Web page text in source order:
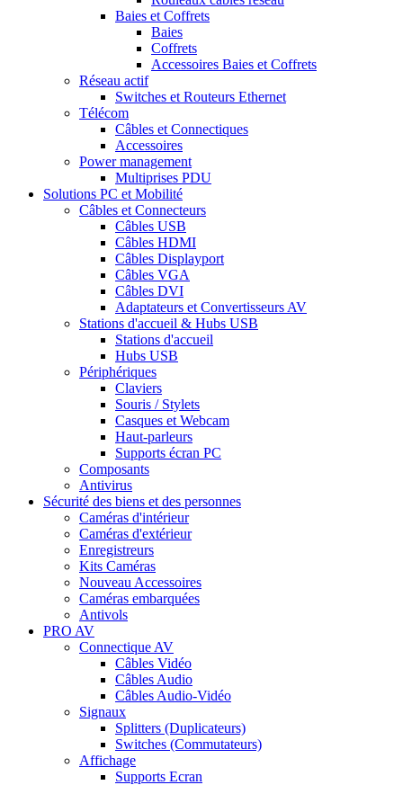
Baies et Coffrets
Baies
Coffrets
Accessoires Baies et Coffrets
Réseau actif
Switches et Routeurs Ethernet
Télécom
Câbles et Connectiques
Accessoires
Power management
Multiprises PDU
Solutions PC et Mobilité
Câbles et Connecteurs
Câbles USB
Câbles HDMI
Câbles Displayport
Câbles VGA
Câbles DVI
Adaptateurs et Convertisseurs AV
Stations d'accueil & Hubs USB
Stations d'accueil
Hubs USB
Périphériques
Claviers
Souris / Stylets
Casques et Webcam
Haut-parleurs
Supports écran PC
Composants
Antivirus
Sécurité des biens et des personnes
Caméras d'intérieur
Caméras d'extérieur
Enregistreurs
Kits Caméras
Nouveau Accessoires
Caméras embarquées
Antivols
PRO AV
Connectique AV
Câbles Vidéo
Câbles Audio
Câbles Audio-Vidéo
Signaux
Splitters (Duplicateurs)
Switches (Commutateurs)
Affichage
Supports Ecran